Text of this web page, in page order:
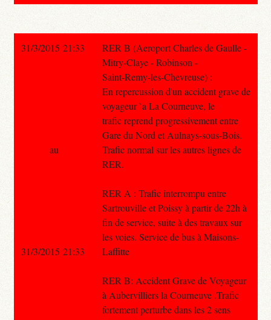
31/3/2015 21:33
RER B (Aeroport Charles de Gaulle -
Mitry-Claye - Robinson -
Saint-Remy-les-Chevreuse) :
En repercussion d'un accident grave de
voyageur `a La Courneuve, le
trafic reprend progressivement entre
Gare du Nord et Aulnays-sous-Bois.
Trafic normal sur les autres lignes de
RER.
RER A : Trafic interrompu entre
Sartrouville et Poissy à partir de 22h à
fin de service, suite à des travaux sur
les voies. Service de bus à Maisons-
Laffitte
RER B: Accident Grave de Voyageur
à Aubervilliers la Courneuve .Trafic
fortement perturbe dans les 2 sens
au
31/3/2015 21:33